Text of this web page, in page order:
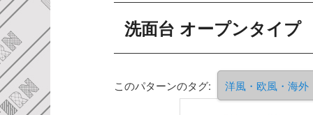
洗面台 オープンタイプ
このパターンのタグ: 洋風・欧風・海外